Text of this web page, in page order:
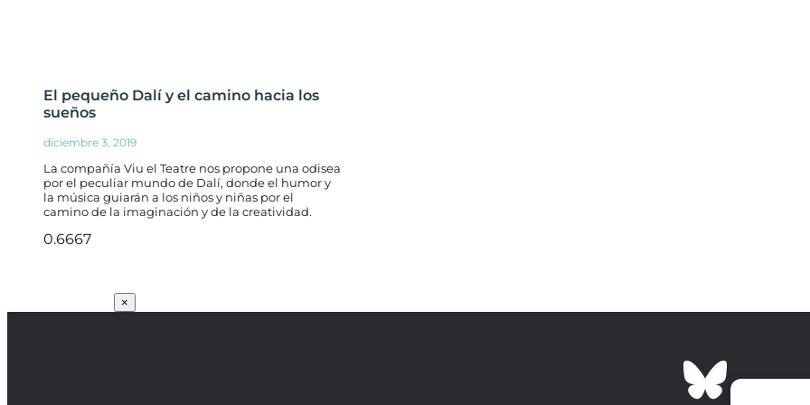
El pequeño Dalí y el camino hacia los
sueños
diciembre 3, 2019
La compañía Viu el Teatre nos propone una odisea
por el peculiar mundo de Dalí, donde el humor y
la música guiarán a los niños y niñas por el
camino de la imaginación y de la creatividad.
×